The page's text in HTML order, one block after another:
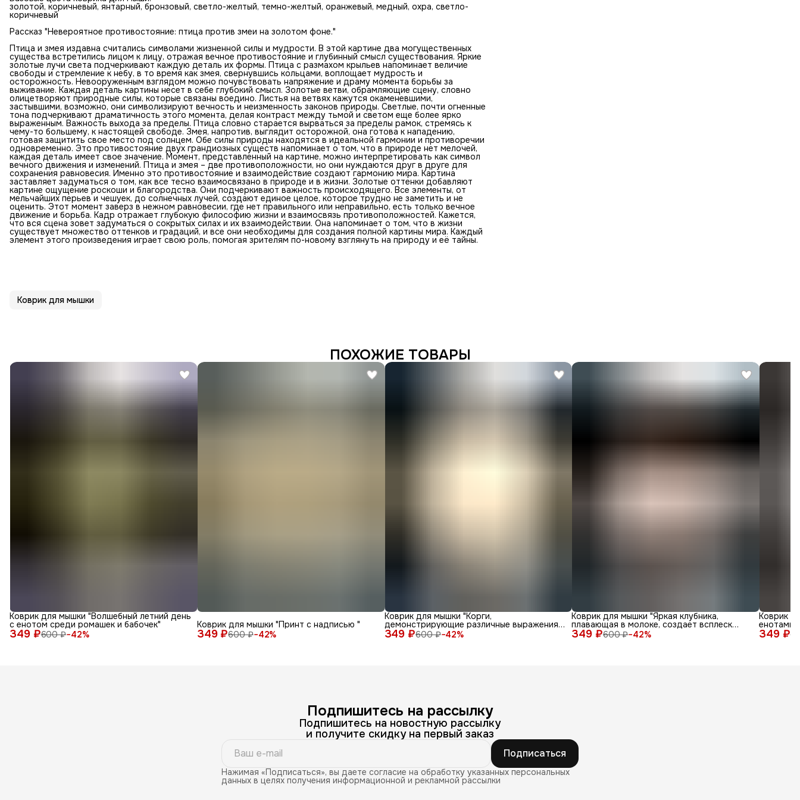
мелочей, каждая деталь имеет свое значение. Момент,
символ вечного движения и изменений. Птица и змея – две
противоположности, но они нуждаются друг в друге для
сохранения равновесия. Именно это противостояние и
взаимодействие создают гармонию мира. Картина заставляет
задуматься о том, как все тесно взаимосвязано в природе и в
жизни. Золотые оттенки добавляют картине ощущение
роскоши и благородства. Они подчеркивают важность
происходящего. Все элементы, от мельчайших перьев и
чешуек, до солнечных лучей, создают единое целое, которое
трудно не заметить и не оценить. Этот момент заверз в
нежном равновесии, где нет правильного или неправильно,
есть только вечное движение и борьба. Кадр отражает
глубокую философию жизни и взаимосвязь
противоположностей. Кажется, что вся сцена зовет
задуматься о сокрытых силах и их взаимодействии. Она
напоминает о том, что в жизни существует множество
оттенков и градаций, и все они необходимы для создания
полной картины мира. Каждый элемент этого произведения
играет свою роль, помогая зрителям по-новому взглянуть на
природу и её тайны.
золотой, коричневый, янтарный, бронзовый, светло-желтый, темно-желтый, оранжевый, медный, охра, светло-
коричневый
Рассказ "Невероятное противостояние: птица против змеи на золотом фоне."
Птица и змея издавна считались символами жизненной силы и мудрости. В этой картине два могущественных
существа встретились лицом к лицу, отражая вечное противостояние и глубинный смысл существования. Яркие
золотые лучи света подчеркивают каждую деталь их формы. Птица с размахом крыльев напоминает величие
свободы и стремление к небу, в то время как змея, свернувшись кольцами, воплощает мудрость и
осторожность. Невооруженным взглядом можно почувствовать напряжение и драму момента борьбы за
выживание. Каждая деталь картины несет в себе глубокий смысл. Золотые ветви, обрамляющие сцену, словно
олицетворяют природные силы, которые связаны воедино. Листья на ветвях кажутся окаменевшими,
застывшими, возможно, они символизируют вечность и неизменность законов природы. Светлые, почти огненные
тона подчеркивают драматичность этого момента, делая контраст между тьмой и светом еще более ярко
выраженным. Важность выхода за пределы. Птица словно старается вырваться за пределы рамок, стремясь к
чему-то большему, к настоящей свободе. Змея, напротив, выглядит осторожной, она готова к нападению,
готовая защитить свое место под солнцем. Обе силы природы находятся в идеальной гармонии и противоречии
одновременно. Это противостояние двух грандиозных существ напоминает о том, что в природе нет мелочей,
каждая деталь имеет свое значение. Момент, представленный на картине, можно интерпретировать как символ
вечного движения и изменений. Птица и змея – две противоположности, но они нуждаются друг в друге для
сохранения равновесия. Именно это противостояние и взаимодействие создают гармонию мира. Картина
заставляет задуматься о том, как все тесно взаимосвязано в природе и в жизни. Золотые оттенки добавляют
картине ощущение роскоши и благородства. Они подчеркивают важность происходящего. Все элементы, от
мельчайших перьев и чешуек, до солнечных лучей, создают единое целое, которое трудно не заметить и не
оценить. Этот момент заверз в нежном равновесии, где нет правильного или неправильно, есть только вечное
движение и борьба. Кадр отражает глубокую философию жизни и взаимосвязь противоположностей. Кажется,
что вся сцена зовет задуматься о сокрытых силах и их взаимодействии. Она напоминает о том, что в жизни
существует множество оттенков и градаций, и все они необходимы для создания полной картины мира. Каждый
элемент этого произведения играет свою роль, помогая зрителям по-новому взглянуть на природу и её тайны.
Коврик для мышки
ПОХОЖИЕ ТОВАРЫ
349 ₽600 ₽−42%
Коврик для мышки "Волшебный летний день
с енотом среди ромашек и бабочек"
349 ₽600 ₽−42%
Коврик для мышки "Принт с надписью "
349 ₽600 ₽−42%
Коврик для мышки "Корги,
демонстрирующие различные выражения
лица и эмоции на белом фоне" 349 ₽600 ₽−42%
Коврик для мышки "Яркая клубника,
плавающая в молоке, создает всплеск
радости" 349 ₽
Коврик
енотами
Подпишитесь на рассылку
Подпишитесь на новостную рассылку
и получите скидку на первый заказ
Подписаться
Нажимая «Подписаться», вы даете согласие на обработку указанных персональных
данных в целях получения информационной и рекламной рассылки